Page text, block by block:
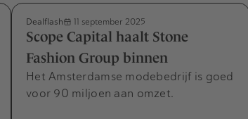
Dealflash 11 september 2025
Scope Capital haalt Stone
Fashion Group binnen
Het Amsterdamse modebedrijf is goed
voor 90 miljoen aan omzet.